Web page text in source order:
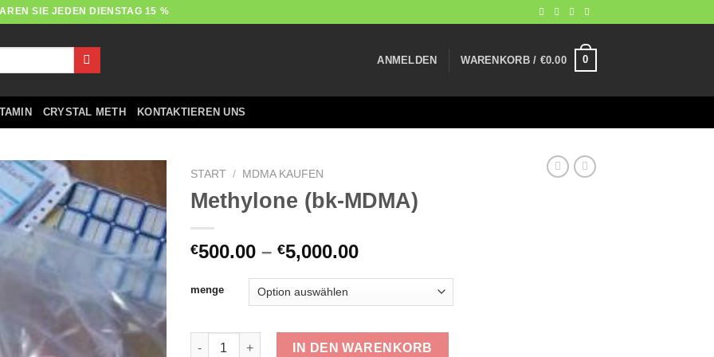
SIE JEDEN DIENSTAG 15 %
ANMELDEN WARENKORB / €0.00 0
CRYSTAL METH KONTAKTIEREN UNS
START / MDMA KAUFEN
Methylone (bk-MDMA)
€500.00 – €5,000.00Preisspanne:
€5,000.00
menge
Methylone (bk-MDMA) Menge
IN DEN WARENKORB